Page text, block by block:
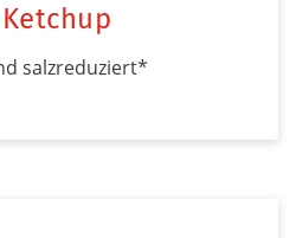
salzreduziert*